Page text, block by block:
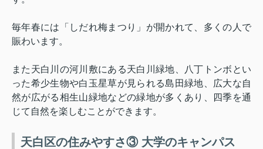
毎年春には「しだれ梅まつり」が開かれて、多くの人で
賑わいます。
また天白川の河川敷にある天白川緑地、八丁トンボとい
った希少生物や白玉星草が見られる島田緑地、広大な自
然が広がる相生山緑地などの緑地が多くあり、四季を通
じて自然を楽しむことができます。
天白区の住みやすさ③ 大学のキャンパス